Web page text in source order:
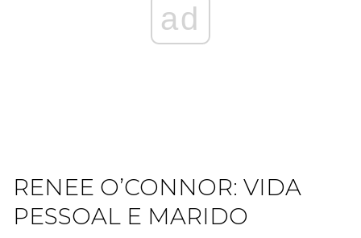
ad
RENEE O’CONNOR: VIDA
PESSOAL E MARIDO